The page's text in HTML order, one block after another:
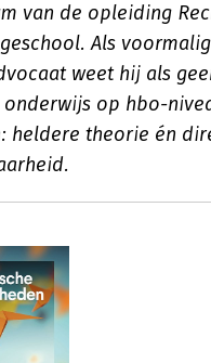
van de opleiding
Als
weet hij als
op hbo-
heldere theorie én